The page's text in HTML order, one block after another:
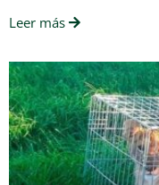
Leer más